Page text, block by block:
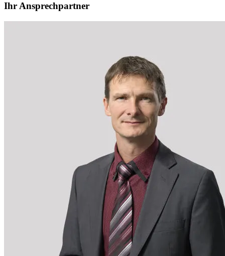
Ihr Ansprechpartner